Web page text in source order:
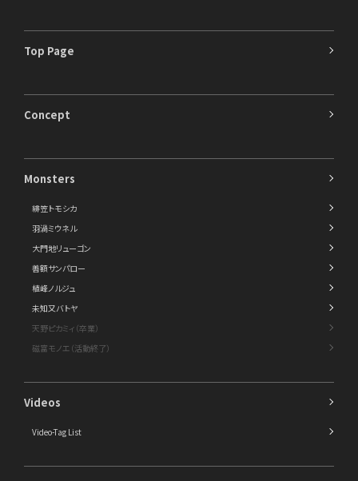
Top Page
Concept
Monsters
緋笠トモシカ
羽渦ミウネル
大門地リューゴン
善額サンパロー
植峰ノルジュ
未知又バトヤ
天野ピカミィ（卒業）
磁富モノエ（活動終了）
Videos
Video-Tag List